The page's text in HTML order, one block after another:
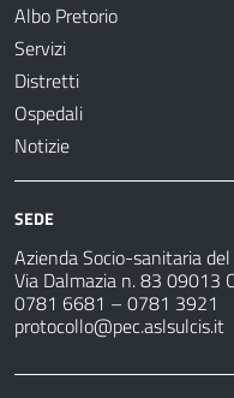
Albo Pretorio
Servizi
Distretti
Ospedali
Notizie
SEDE
Azienda Socio-sanitaria
Via Dalmazia n. 83 09013
0781 6681 – 0781 3921
protocollo@pec.aslsulcis.it